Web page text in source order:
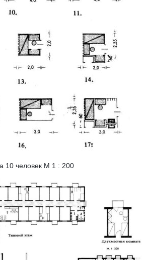
10 человек М 1 : 200